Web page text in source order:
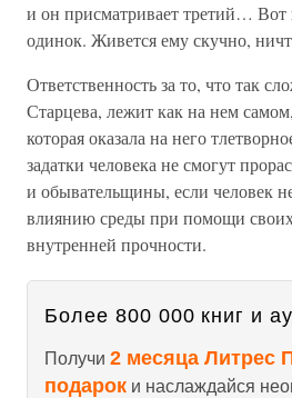
и он присматривает третий…
одинок. Живется ему скучно,
Ответственность за то, что так
Старцева, лежит как на нем
которая оказала на него
задатки человека не смогут
и обывательщины, если человек
влиянию среды при помощи
внутренней прочности.
Более 800 000 книг и
Получи 2 месяца Литрес
подарок и наслаждайся